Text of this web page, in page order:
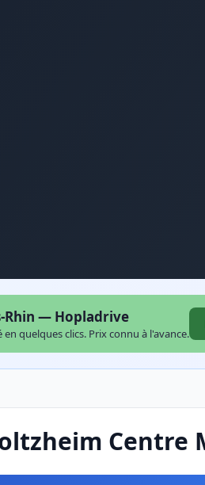
Rhin — Hopladrive
quelques clics. Prix connu à l'avance.
Centre